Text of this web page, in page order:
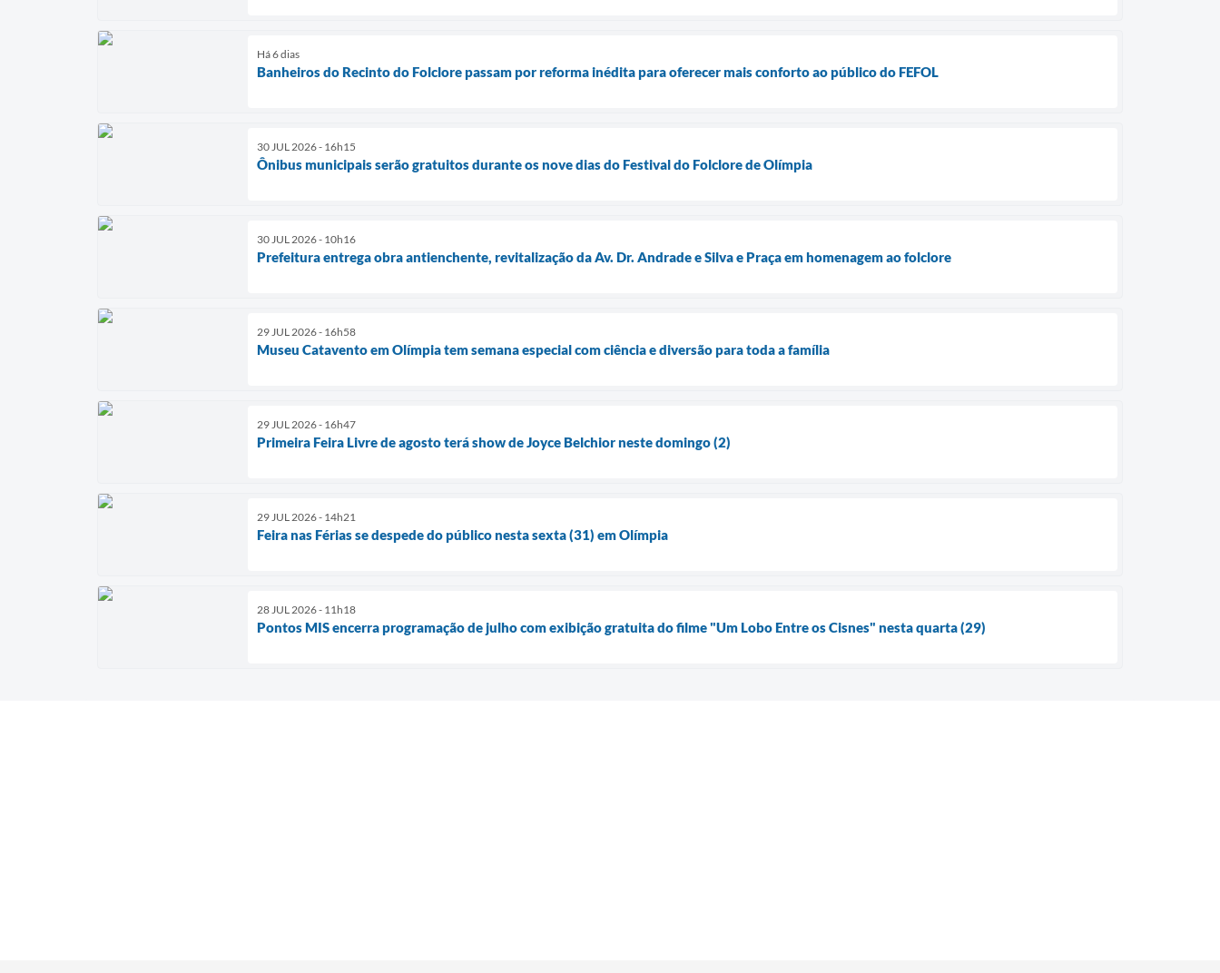
Há 6 dias
Banheiros do Recinto do Folclore passam por reforma inédita para oferecer mais conforto ao público do FEFOL
30 JUL 2026 - 16h15
Ônibus municipais serão gratuitos durante os nove dias do Festival do Folclore de Olímpia
30 JUL 2026 - 10h16
Prefeitura entrega obra antienchente, revitalização da Av. Dr. Andrade e Silva e Praça em homenagem ao folclore
29 JUL 2026 - 16h58
Museu Catavento em Olímpia tem semana especial com ciência e diversão para toda a família
29 JUL 2026 - 16h47
Primeira Feira Livre de agosto terá show de Joyce Belchior neste domingo (2)
29 JUL 2026 - 14h21
Feira nas Férias se despede do público nesta sexta (31) em Olímpia
28 JUL 2026 - 11h18
Pontos MIS encerra programação de julho com exibição gratuita do filme "Um Lobo Entre os Cisnes" nesta quarta (29)